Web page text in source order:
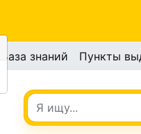
База знаний Пункты